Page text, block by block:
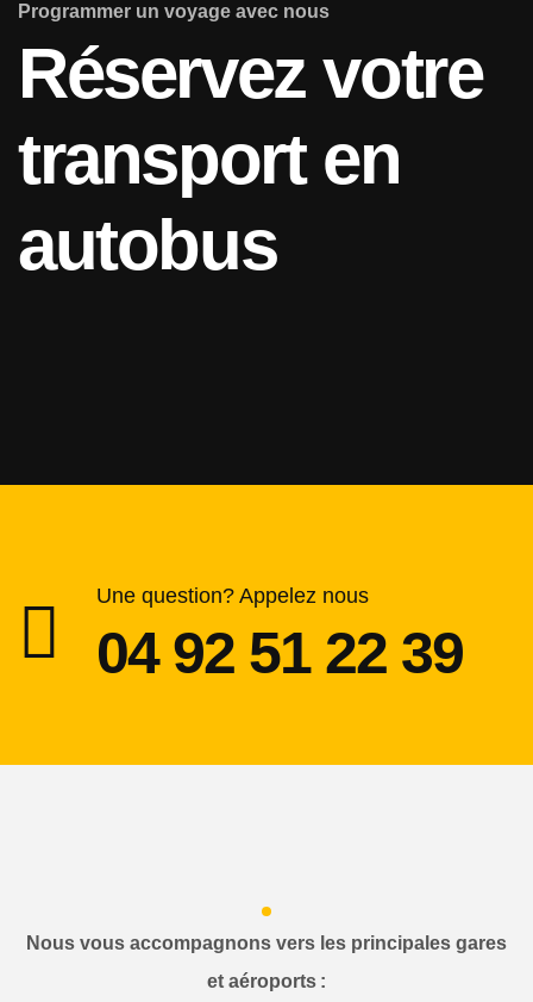
Programmer un voyage avec nous
Réservez votre
transport en
autobus
Une question? Appelez nous
04 92 51 22 39
Nous vous accompagnons vers les principales gares
et aéroports :